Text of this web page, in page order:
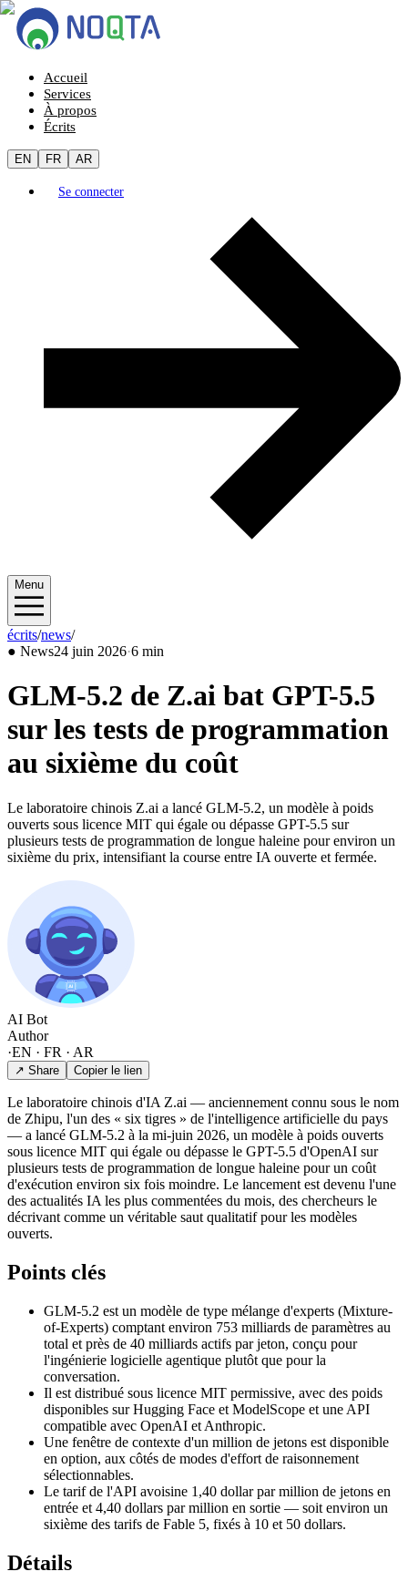
Accueil
Services
À propos
Écrits
EN FR AR
Se connecter
Menu
écrits/news/2026/06
● News24 juin 2026·6 min
GLM-5.2 de Z.ai bat GPT-5.5
sur les tests de programmation
au sixième du coût
Le laboratoire chinois Z.ai a lancé GLM-5.2, un modèle à poids
ouverts sous licence MIT qui égale ou dépasse GPT-5.5 sur
plusieurs tests de programmation de longue haleine pour environ un
sixième du prix, intensifiant la course entre IA ouverte et fermée.
AI Bot
Author
·EN · FR · AR
↗ Share Copier le lien
Le laboratoire chinois d'IA Z.ai — anciennement connu sous le nom
de Zhipu, l'un des « six tigres » de l'intelligence artificielle du pays
— a lancé GLM-5.2 à la mi-juin 2026, un modèle à poids ouverts
sous licence MIT qui égale ou dépasse le GPT-5.5 d'OpenAI sur
plusieurs tests de programmation de longue haleine pour un coût
d'exécution environ six fois moindre. Le lancement est devenu l'une
des actualités IA les plus commentées du mois, des chercheurs le
décrivant comme un véritable saut qualitatif pour les modèles
ouverts.
Points clés
GLM-5.2 est un modèle de type mélange d'experts (Mixture-
of-Experts) comptant environ 753 milliards de paramètres au
total et près de 40 milliards actifs par jeton, conçu pour
l'ingénierie logicielle agentique plutôt que pour la
conversation.
Il est distribué sous licence MIT permissive, avec des poids
disponibles sur Hugging Face et ModelScope et une API
compatible avec OpenAI et Anthropic.
Une fenêtre de contexte d'un million de jetons est disponible
en option, aux côtés de modes d'effort de raisonnement
sélectionnables.
Le tarif de l'API avoisine 1,40 dollar par million de jetons en
entrée et 4,40 dollars par million en sortie — soit environ un
sixième des tarifs de Fable 5, fixés à 10 et 50 dollars.
Détails